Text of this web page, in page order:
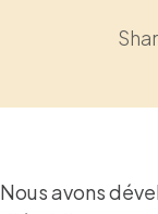
Nous avons